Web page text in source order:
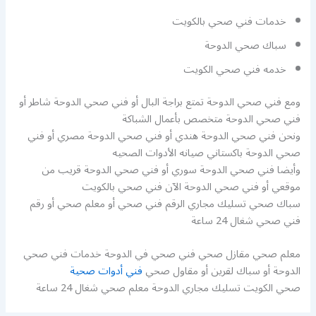
خدمات فني صحي بالكويت
سباك صحي الدوحة
خدمه فني صحي الكويت
ومع فني صحي الدوحة تمتع براجة البال أو فني صحي الدوحة شاطر أو
فني صحي الدوحة متخصص بأعمال الشباكة
ونحن فني صحي الدوحة هندي أو فني صحي الدوحة مصري أو فني
صحي الدوحة باكستاني صيانه الأدوات الصحيه
وأيضا فني صحي الدوحة سوري أو فني صحي الدوحة قريب من
موقعي أو فني صحي الدوحة الآن فني صحي بالكويت
سباك صحي تسليك مجاري الرقم فني صحي أو معلم صحي أو رقم
فني صحي شغال 24 ساعة
معلم صحي مقازل صحي فني صحي في الدوحة خدمات فني صحي
الدوحة أو سباك لقرين أو مقاول صحيفني أدوات صحية
صحي الكويت تسليك مجاري الدوحة معلم صحي شغال 24 ساعة